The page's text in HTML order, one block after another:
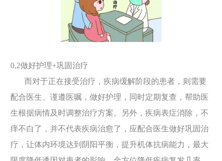
0,2做好护理+巩固治疗
而对于正在接受治疗，疾病缓解阶段的患者，则需要
配合医生、谨遵医嘱，做好护理，同时定期复查，帮助医
生根据病情及时调整治疗方案。另外，疾病表症消除，不
痒不白了，并不代表疾病治愈了，应配合医生做好巩固治
疗，让体内环境达到阴阳平衡，提升机体抗病能力，最大